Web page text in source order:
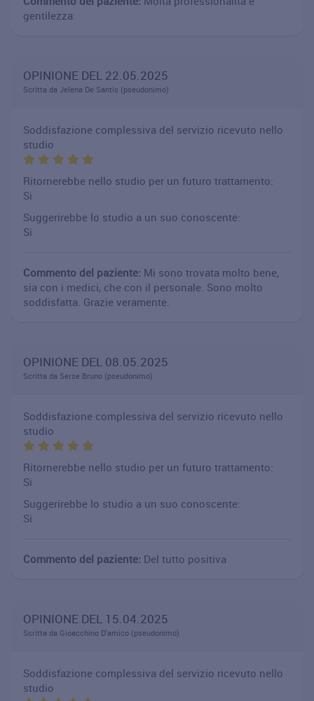
gentilezza
OPINIONE DEL 22.05.2025
Scritta da Jelena De Santis (pseudonimo)
Soddisfazione complessiva del servizio ricevuto nello
studio
Ritornerebbe nello studio per un futuro trattamento:
Si
Suggerirebbe lo studio a un suo conoscente:
Si
Commento del paziente: Mi sono trovata molto bene,
sia con i medici, che con il personale. Sono molto
soddisfatta. Grazie veramente.
OPINIONE DEL 08.05.2025
Scritta da Serse Bruno (pseudonimo)
Soddisfazione complessiva del servizio ricevuto nello
studio
Ritornerebbe nello studio per un futuro trattamento:
Si
Suggerirebbe lo studio a un suo conoscente:
Si
Commento del paziente: Del tutto positiva
OPINIONE DEL 15.04.2025
Scritta da Gioacchino D'amico (pseudonimo)
Soddisfazione complessiva del servizio ricevuto nello
studio